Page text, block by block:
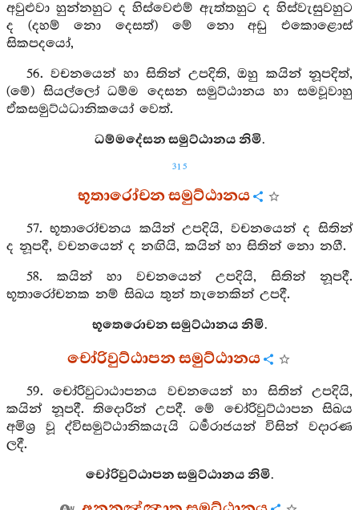
අවුළුවා හුන්නහුට ද හිස්වෙළුම් ඇත්තහුට ද හිස්වැසුවහුට
ද (දහම් නො දෙසත්) මේ නො අඩු එකොළොස්
සිකපදයෝ,
56. වචනයෙන් හා සිතින් උපදිති, ඔහු කයින් නූපදිත්,
(මේ) සියල්ලෝ ධම්ම දෙසන සමුට්ඨානය හා සමවූවාහු
ඒකසමුට්ඨධානිකයෝ වෙත්.
ධම්මදේසන සමුට්ඨානය නිමි.
315
භූතාරෝචන සමුට්ඨානය
57. භූතාරෝචනය කයින් උපදියි, වචනයෙන් ද සිතින්
ද නූපදී, වචනයෙන් ද නඟියි, කයින් හා සිතින් නො නගී.
58. කයින් හා වචනයෙන් උපදියි, සිතින් නූපදී.
භූතාරෝචනක නම් සිඛය තුන් තැනෙකින් උපදී.
භූතෙරොචන සමුට්ඨානය නිමි.
චෝරිවුට්ඨාපන සමුට්ඨානය
59. චෝරිවුටාඨාපනය වචනයෙන් හා සිතින් උපදියි,
කයින් නූපදී. තිදොරින් උපදී. මේ චෝරිවුට්ඨාපන සිඛය
අමිශ්‍ර වූ ද්විසමුට්ඨානිකයැයි ධර්‍මරාජයන් විසින් වදාරණ
ලදී.
චෝරිවුට්ඨාපන සමුට්ඨානය නිමි.